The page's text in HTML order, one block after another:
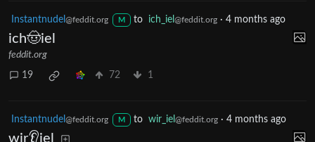
Instantnudel @feddit.org M to ich_iel @feddit.org· 4 months ago
ich🤠iel
feddit.org
19 72 1
Instantnudel @feddit.org M to wir_iel @feddit.org· 4 months ago
wir👂iel